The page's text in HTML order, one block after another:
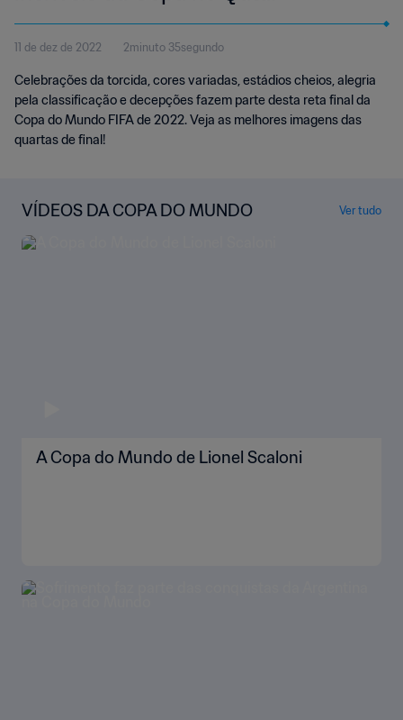
11 de dez de 2022 2minuto 35segundo
Celebrações da torcida, cores variadas, estádios cheios, alegria
pela classificação e decepções fazem parte desta reta final da
Copa do Mundo FIFA de 2022. Veja as melhores imagens das
quartas de final!
VÍDEOS DA COPA DO MUNDO Ver tudo
A Copa do Mundo de Lionel Scaloni